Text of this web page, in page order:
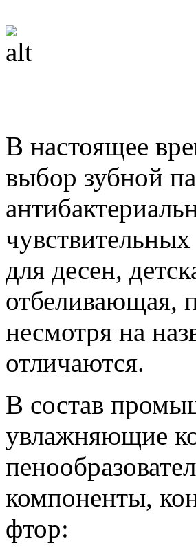
В настоящее
выбор зубной
для десен,
отбеливающая,
несмотря на
отличаются.
В состав
увлажняющие
компоненты,
фтор: